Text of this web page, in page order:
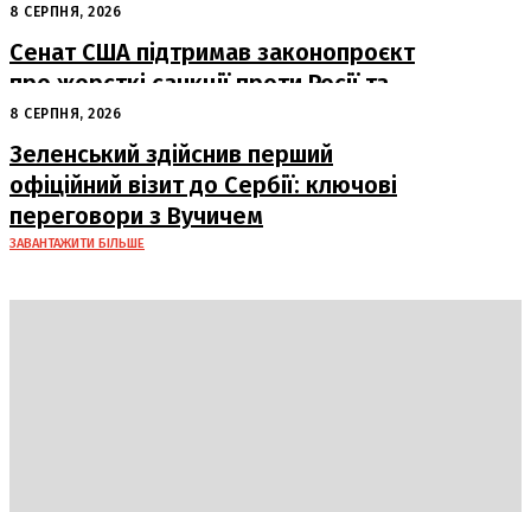
руйнування
8 СЕРПНЯ, 2026
Сенат США підтримав законопроєкт
про жорсткі санкції проти Росії та
Ірану
8 СЕРПНЯ, 2026
Зеленський здійснив перший
офіційний візит до Сербії: ключові
переговори з Вучичем
ЗАВАНТАЖИТИ БІЛЬШЕ